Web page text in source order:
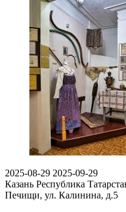
2025-08-29 2025-09-29
Казань Республика
Печищи, ул. Калинина, д.5